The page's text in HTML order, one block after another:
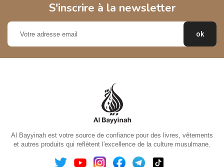
S'inscrire à la newsletter
Al Bayyinah est votre source de confiance pour des livres, vêtements
et autres produits qui reflètent l'excellence de la culture musulmane.